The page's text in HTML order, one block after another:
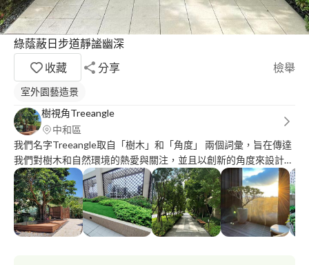
綠蔭蔽日步道靜謐幽深
收藏
分享 檢舉
室外園藝造景
樹視角Treeangle
中和區
我們名字Treeangle取自「樹木」和「角度」 兩個詞彙，旨在傳達
我們對樹木和自然環境的熱愛與關注，並且以創新的角度來設計和
打造現代的庭園。